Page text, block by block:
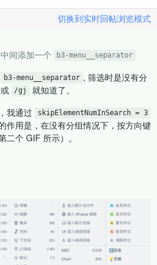
切换到实时回帖浏览模式
间添加一个 b3-menu__separator
b3-menu__separator , 筛选时是没有分
或 /gj
就知道了。
我通过
skipElementNumInSearch = 3
作用是，在没有分组情况下，按方向键
二个 GIF 所示）。